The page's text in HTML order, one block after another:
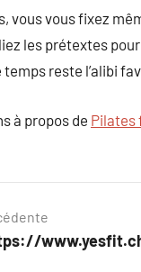
vous vous fixez
les prétextes
temps reste l’alibi
à propos de Pilates